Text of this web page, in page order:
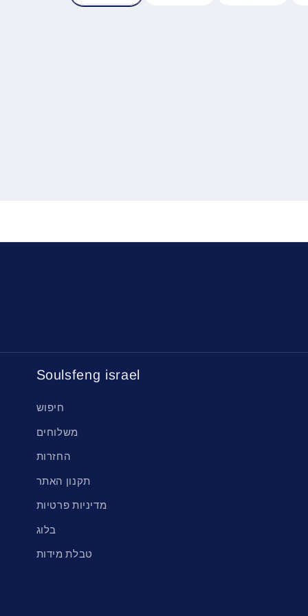
Soulsfeng israel
חיפוש
משלוחים
החזרות
תקנון האתר
מדיניות פרטיות
בלוג
טבלת מידות